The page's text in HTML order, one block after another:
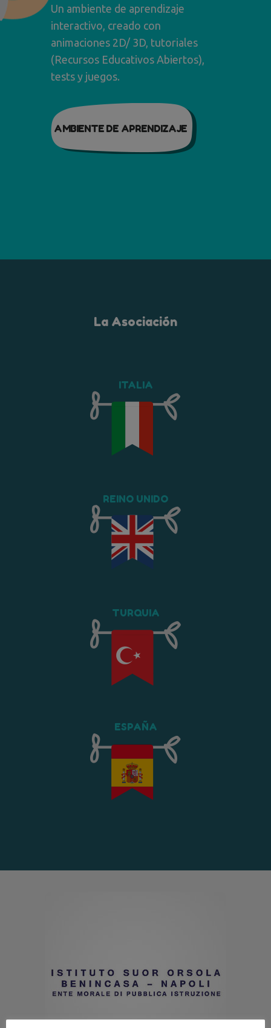
Un ambiente de aprendizaje
interactivo, creado con
animaciones 2D/ 3D, tutoriales
(Recursos Educativos Abiertos),
tests y juegos.
AMBIENTE DE APRENDIZAJE
La Asociación
ITALIA
REINO UNIDO
TURQUIA
ESPAÑA